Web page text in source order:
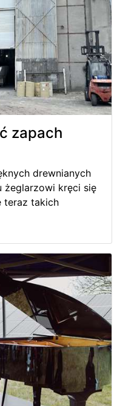
zapach
drewnianych
żeglarzowi kręci się
teraz takich